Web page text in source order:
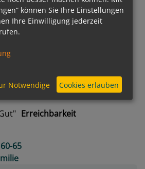
mit dem Service von
Servicequalität
Freundlichkeit
Erreichbarkeit
65
können Sie Ihre Einstellungen
Ihre Einwilligung jederzeit
Notwendige Cookies erlauben